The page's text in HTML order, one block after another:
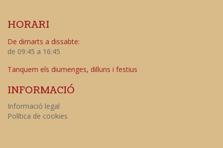
HORARI
De dimarts a dissabte:
de 09:45 a 16:45
Tanquem els diumenges, dilluns i festius
INFORMACIÓ
Informació legal
Política de cookies